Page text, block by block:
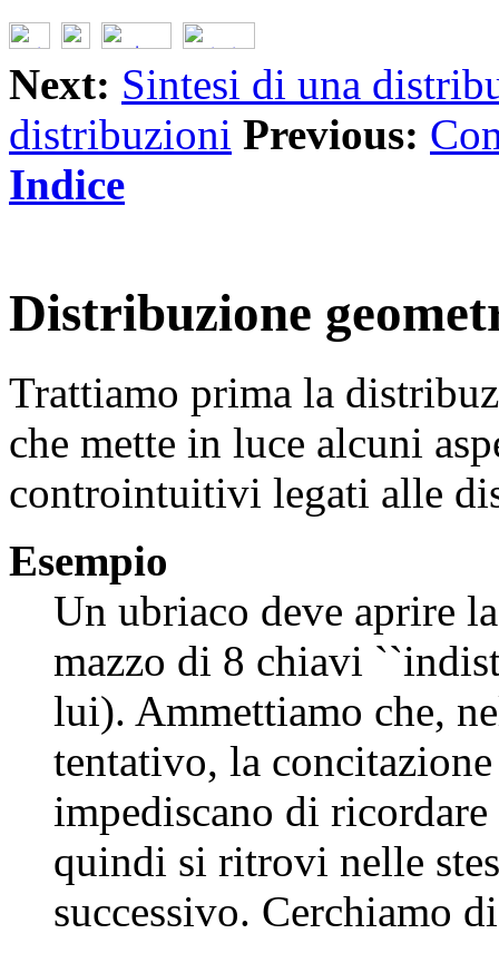
Next: Sintesi di una
distribuzioni Previous:
Indice
Distribuzione
Trattiamo prima la
che mette in luce alcuni
controintuitivi legati alle
Esempio
Un ubriaco deve aprire
mazzo di 8 chiavi
lui). Ammettiamo che,
tentativo, la
impediscano di
quindi si ritrovi nelle
successivo. Cerchiamo